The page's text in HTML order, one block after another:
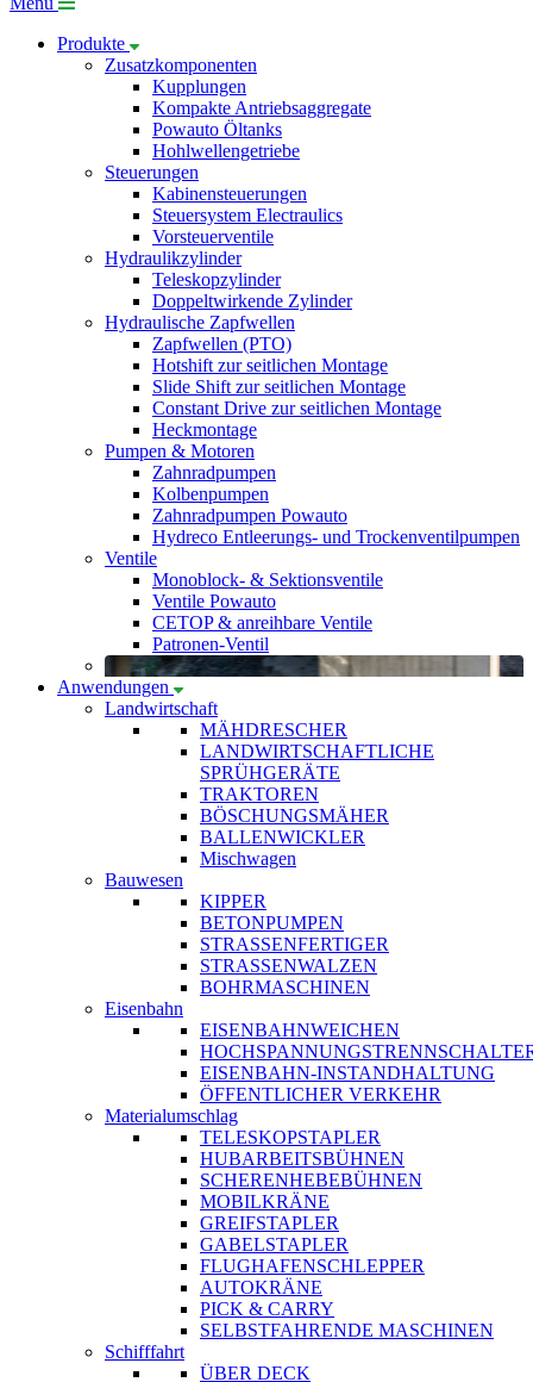
Produkte
Zusatzkomponenten
Kupplungen
Kompakte Antriebsaggregate
Powauto Öltanks
Hohlwellengetriebe
Steuerungen
Kabinensteuerungen
Steuersystem Electraulics
Vorsteuerventile
Hydraulikzylinder
Teleskopzylinder
Doppeltwirkende Zylinder
Hydraulische Zapfwellen
Zapfwellen (PTO)
Hotshift zur seitlichen Montage
Slide Shift zur seitlichen Montage
Constant Drive zur seitlichen Montage
Heckmontage
Pumpen & Motoren
Zahnradpumpen
Kolbenpumpen
Zahnradpumpen Powauto
Hydreco Entleerungs- und Trockenventilpumpen
Ventile
Monoblock- & Sektionsventile
Ventile Powauto
CETOP & anreihbare Ventile
Patronen-Ventil
Anwendungen
Landwirtschaft
MÄHDRESCHER
LANDWIRTSCHAFTLICHE
SPRÜHGERÄTE
TRAKTOREN
BÖSCHUNGSMÄHER
BALLENWICKLER
Mischwagen
Bauwesen
KIPPER
BETONPUMPEN
STRASSENFERTIGER
STRASSENWALZEN
BOHRMASCHINEN
Eisenbahn
EISENBAHNWEICHEN
EISENBAHN-INSTANDHALTUNG
ÖFFENTLICHER VERKEHR
Materialumschlag
TELESKOPSTAPLER
HUBARBEITSBÜHNEN
SCHERENHEBEBÜHNEN
MOBILKRÄNE
GREIFSTAPLER
GABELSTAPLER
FLUGHAFENSCHLEPPER
AUTOKRÄNE
PICK & CARRY
SELBSTFAHRENDE MASCHINEN
Schifffahrt
ÜBER DECK